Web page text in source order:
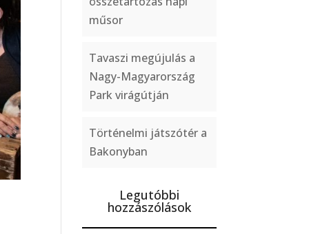
műsor
Tavaszi megújulás a
Nagy-Magyarország
Park virágútján
Történelmi játszótér a
Bakonyban
Legutóbbi
hozzászólások